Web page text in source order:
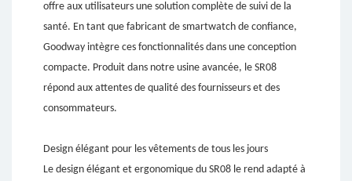
offre aux utilisateurs une solution complète de suivi de la
santé. En tant que fabricant de smartwatch de confiance,
Goodway intègre ces fonctionnalités dans une conception
compacte. Produit dans notre usine avancée, le SR08
répond aux attentes de qualité des fournisseurs et des
consommateurs.
Design élégant pour les vêtements de tous les jours
Le design élégant et ergonomique du SR08 le rend adapté à